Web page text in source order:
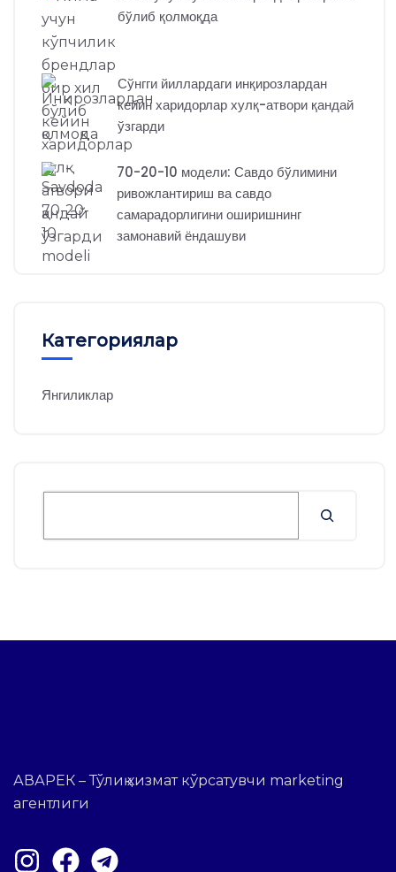
бўлиб қолмоқда
Сўнгги йиллардаги инқирозлардан
кейин харидорлар хулқ-атвори қандай
ўзгарди
70-20-10 модели: Савдо бўлимини
ривожлантириш ва савдо
самарадорлигини оширишнинг
замонавий ёндашуви
Категориялар
Янгиликлар
АВАРЕК – Тўлиқ хизмат кўрсатувчи marketing
агентлиги